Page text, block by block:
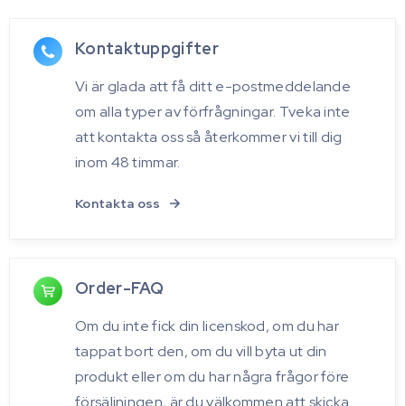
Kontaktuppgifter
Vi är glada att få ditt e-postmeddelande
om alla typer av förfrågningar. Tveka inte
att kontakta oss så återkommer vi till dig
inom 48 timmar.
Kontakta oss
Order-FAQ
Om du inte fick din licenskod, om du har
tappat bort den, om du vill byta ut din
produkt eller om du har några frågor före
försäljningen, är du välkommen att skicka